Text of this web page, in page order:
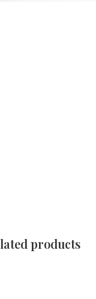
products